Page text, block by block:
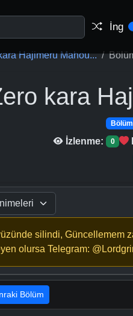
İng
Hajimeru Mahou...
kara
İzlenme:
0
silindi, Güncellemem
olursa Telegram:
Bölüm